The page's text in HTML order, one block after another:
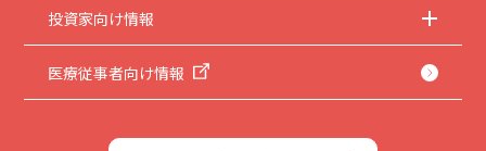
投資家向け情報
医療従事者向け情報